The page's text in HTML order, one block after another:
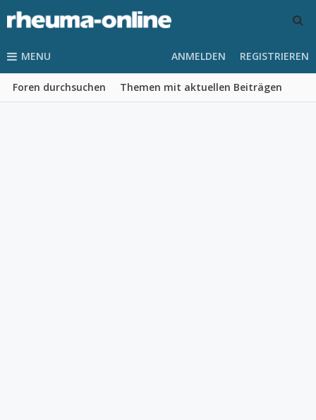
MENU
Foren durchsuchen Themen mit aktuellen Beiträgen
ANMELDEN REGISTRIEREN